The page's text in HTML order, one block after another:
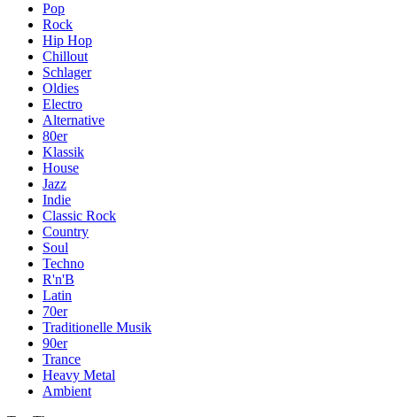
Pop
Rock
Hip Hop
Chillout
Schlager
Oldies
Electro
Alternative
80er
Klassik
House
Jazz
Indie
Classic Rock
Country
Soul
Techno
R'n'B
Latin
70er
Traditionelle Musik
90er
Trance
Heavy Metal
Ambient